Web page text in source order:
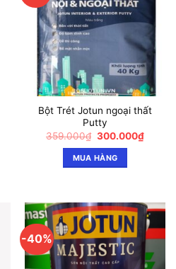
Bột Trét Jotun ngoại thất
Putty
359.000₫ Giá
gốc
là:
359.000₫.
300.000₫Giá
MUA HÀNG
-40%